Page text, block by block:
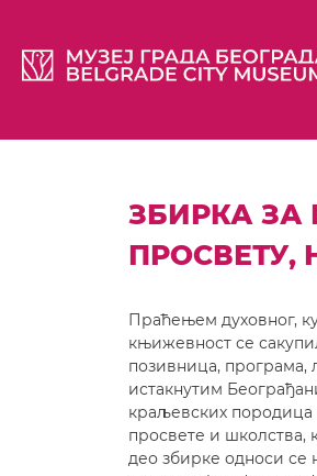
ЗБИРКА ЗА
ПРОСВЕТУ,
Праћењем духовног,
књижевност се
позивница, програма,
истакнутим
краљевских породица
просвете и школства,
део збирке односи се